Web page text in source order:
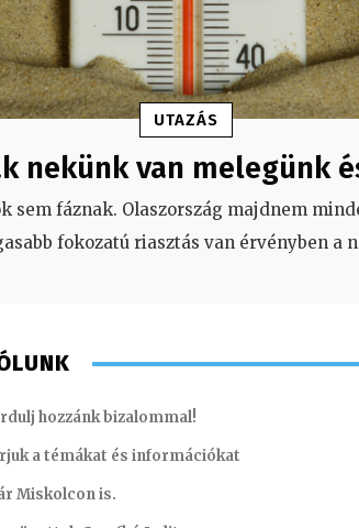
UTAZÁS
nekünk van melegünk
sem fáznak. Olaszország majdnem
fokozatú riasztás van érvényben a
hozzánk bizalommal!
a témákat és információkat
Miskolcon is.